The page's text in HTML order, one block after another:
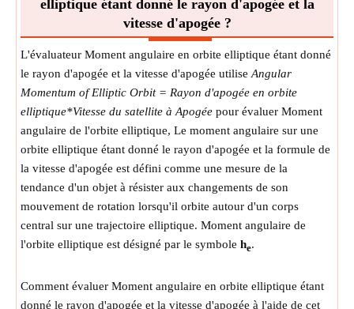
elliptique étant donné le rayon d'apogée et la
vitesse d'apogée ?
L'évaluateur Moment angulaire en orbite elliptique étant donné
le rayon d'apogée et la vitesse d'apogée utilise Angular
Momentum of Elliptic Orbit = Rayon d'apogée en orbite
elliptique*Vitesse du satellite à Apogée pour évaluer Moment
angulaire de l'orbite elliptique, Le moment angulaire sur une
orbite elliptique étant donné le rayon d'apogée et la formule de
la vitesse d'apogée est défini comme une mesure de la
tendance d'un objet à résister aux changements de son
mouvement de rotation lorsqu'il orbite autour d'un corps
central sur une trajectoire elliptique. Moment angulaire de
l'orbite elliptique est désigné par le symbole he.
Comment évaluer Moment angulaire en orbite elliptique étant
donné le rayon d'apogée et la vitesse d'apogée à l'aide de cet